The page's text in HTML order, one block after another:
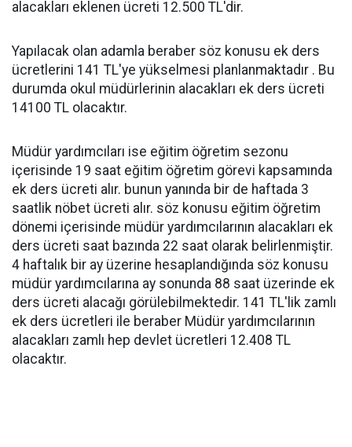
alacakları eklenen ücreti 12.500 TL'dir.
Yapılacak olan adamla beraber söz konusu ek ders
ücretlerini 141 TL'ye yükselmesi planlanmaktadır . Bu
durumda okul müdürlerinin alacakları ek ders ücreti
14100 TL olacaktır.
Müdür yardımcıları ise eğitim öğretim sezonu
içerisinde 19 saat eğitim öğretim görevi kapsamında
ek ders ücreti alır. bunun yanında bir de haftada 3
saatlik nöbet ücreti alır. söz konusu eğitim öğretim
dönemi içerisinde müdür yardımcılarının alacakları ek
ders ücreti saat bazında 22 saat olarak belirlenmiştir.
4 haftalık bir ay üzerine hesaplandığında söz konusu
müdür yardımcılarına ay sonunda 88 saat üzerinde ek
ders ücreti alacağı görülebilmektedir. 141 TL'lik zamlı
ek ders ücretleri ile beraber Müdür yardımcılarının
alacakları zamlı hep devlet ücretleri 12.408 TL
olacaktır.